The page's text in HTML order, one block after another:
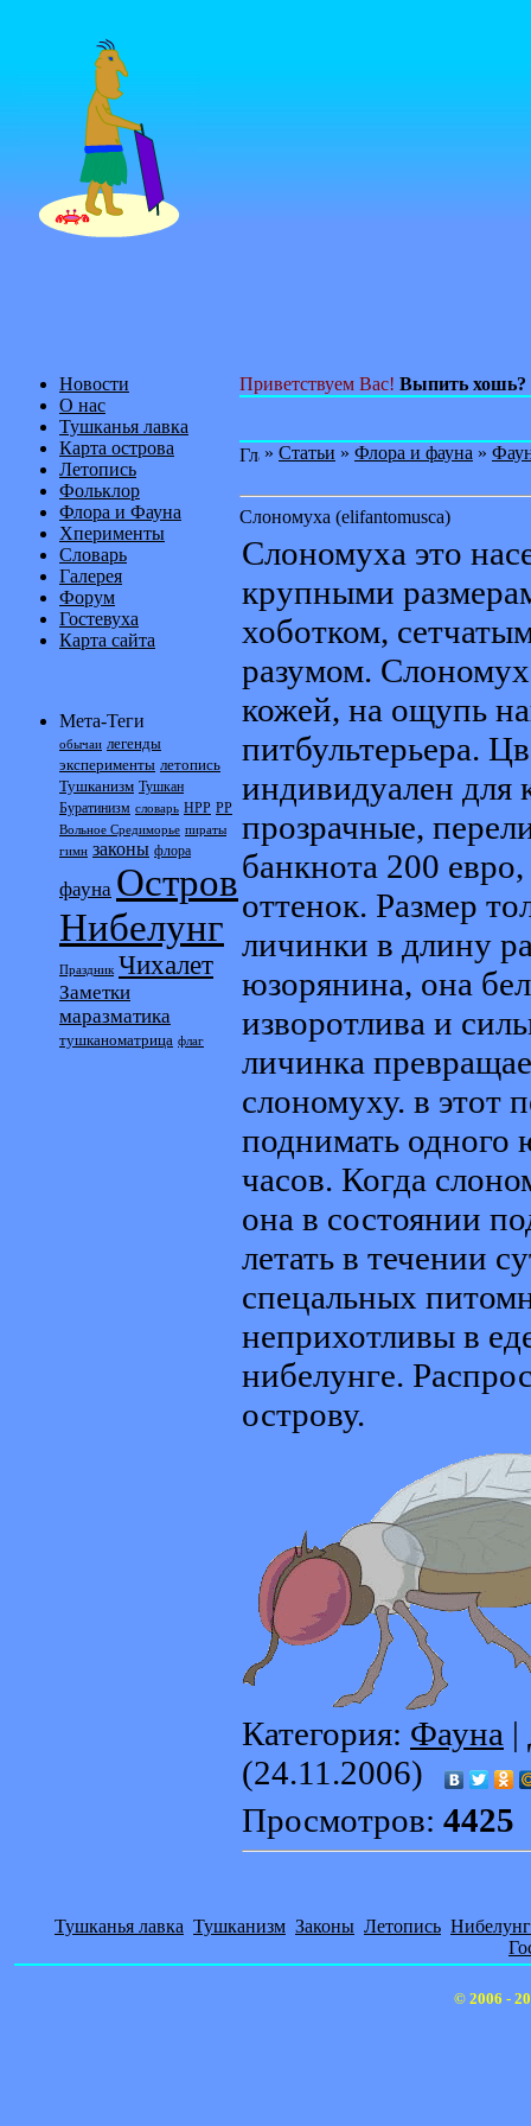
Новости
О нас
Тушканья лавка
Карта острова
Летопись
Фольклор
Флора и Фауна
Хперименты
Словарь
Галерея
Форум
Гостевуха
Карта сайта
Мета-Теги
обычаи легенды
эксперименты летопись
Тушканизм Тушкан
Буратинизм словарь НРР РР
Вольное Средиморье пираты
гимн законы флора
фауна Остров
Нибелунг
Праздник Чихалет
Заметки
маразматика
тушканоматрица флаг
Приветствуем Вас! Выпить хошь?
» Статьи » Флора и фауна »
Слономуха (elifantomusca)
Слономуха это
крупными
хоботком,
разумом.
кожей, на ощупь
питбультерьера.
индивидуален для
прозрачные,
банкнота 200
оттенок. Размер
личинки в длину
юзорянина, она
изворотлива и
личинка
слономуху. в этот
поднимать одного
часов. Когда
она в состоянии
летать в течении
спецальных
неприхотливы в
нибелунге.
острову.
Категория: Фауна |
(24.11.2006)
Просмотров: 4425
Тушканья лавка Тушканизм Законы Летопись
© 2006 -